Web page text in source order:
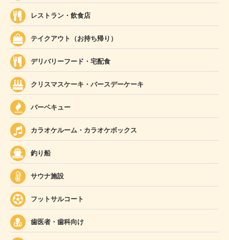
レストラン・飲食店
テイクアウト（お持ち帰り）
デリバリーフード・宅配食
クリスマスケーキ・バースデーケーキ
バーベキュー
カラオケルーム・カラオケボックス
釣り船
サウナ施設
フットサルコート
歯医者・歯科向け